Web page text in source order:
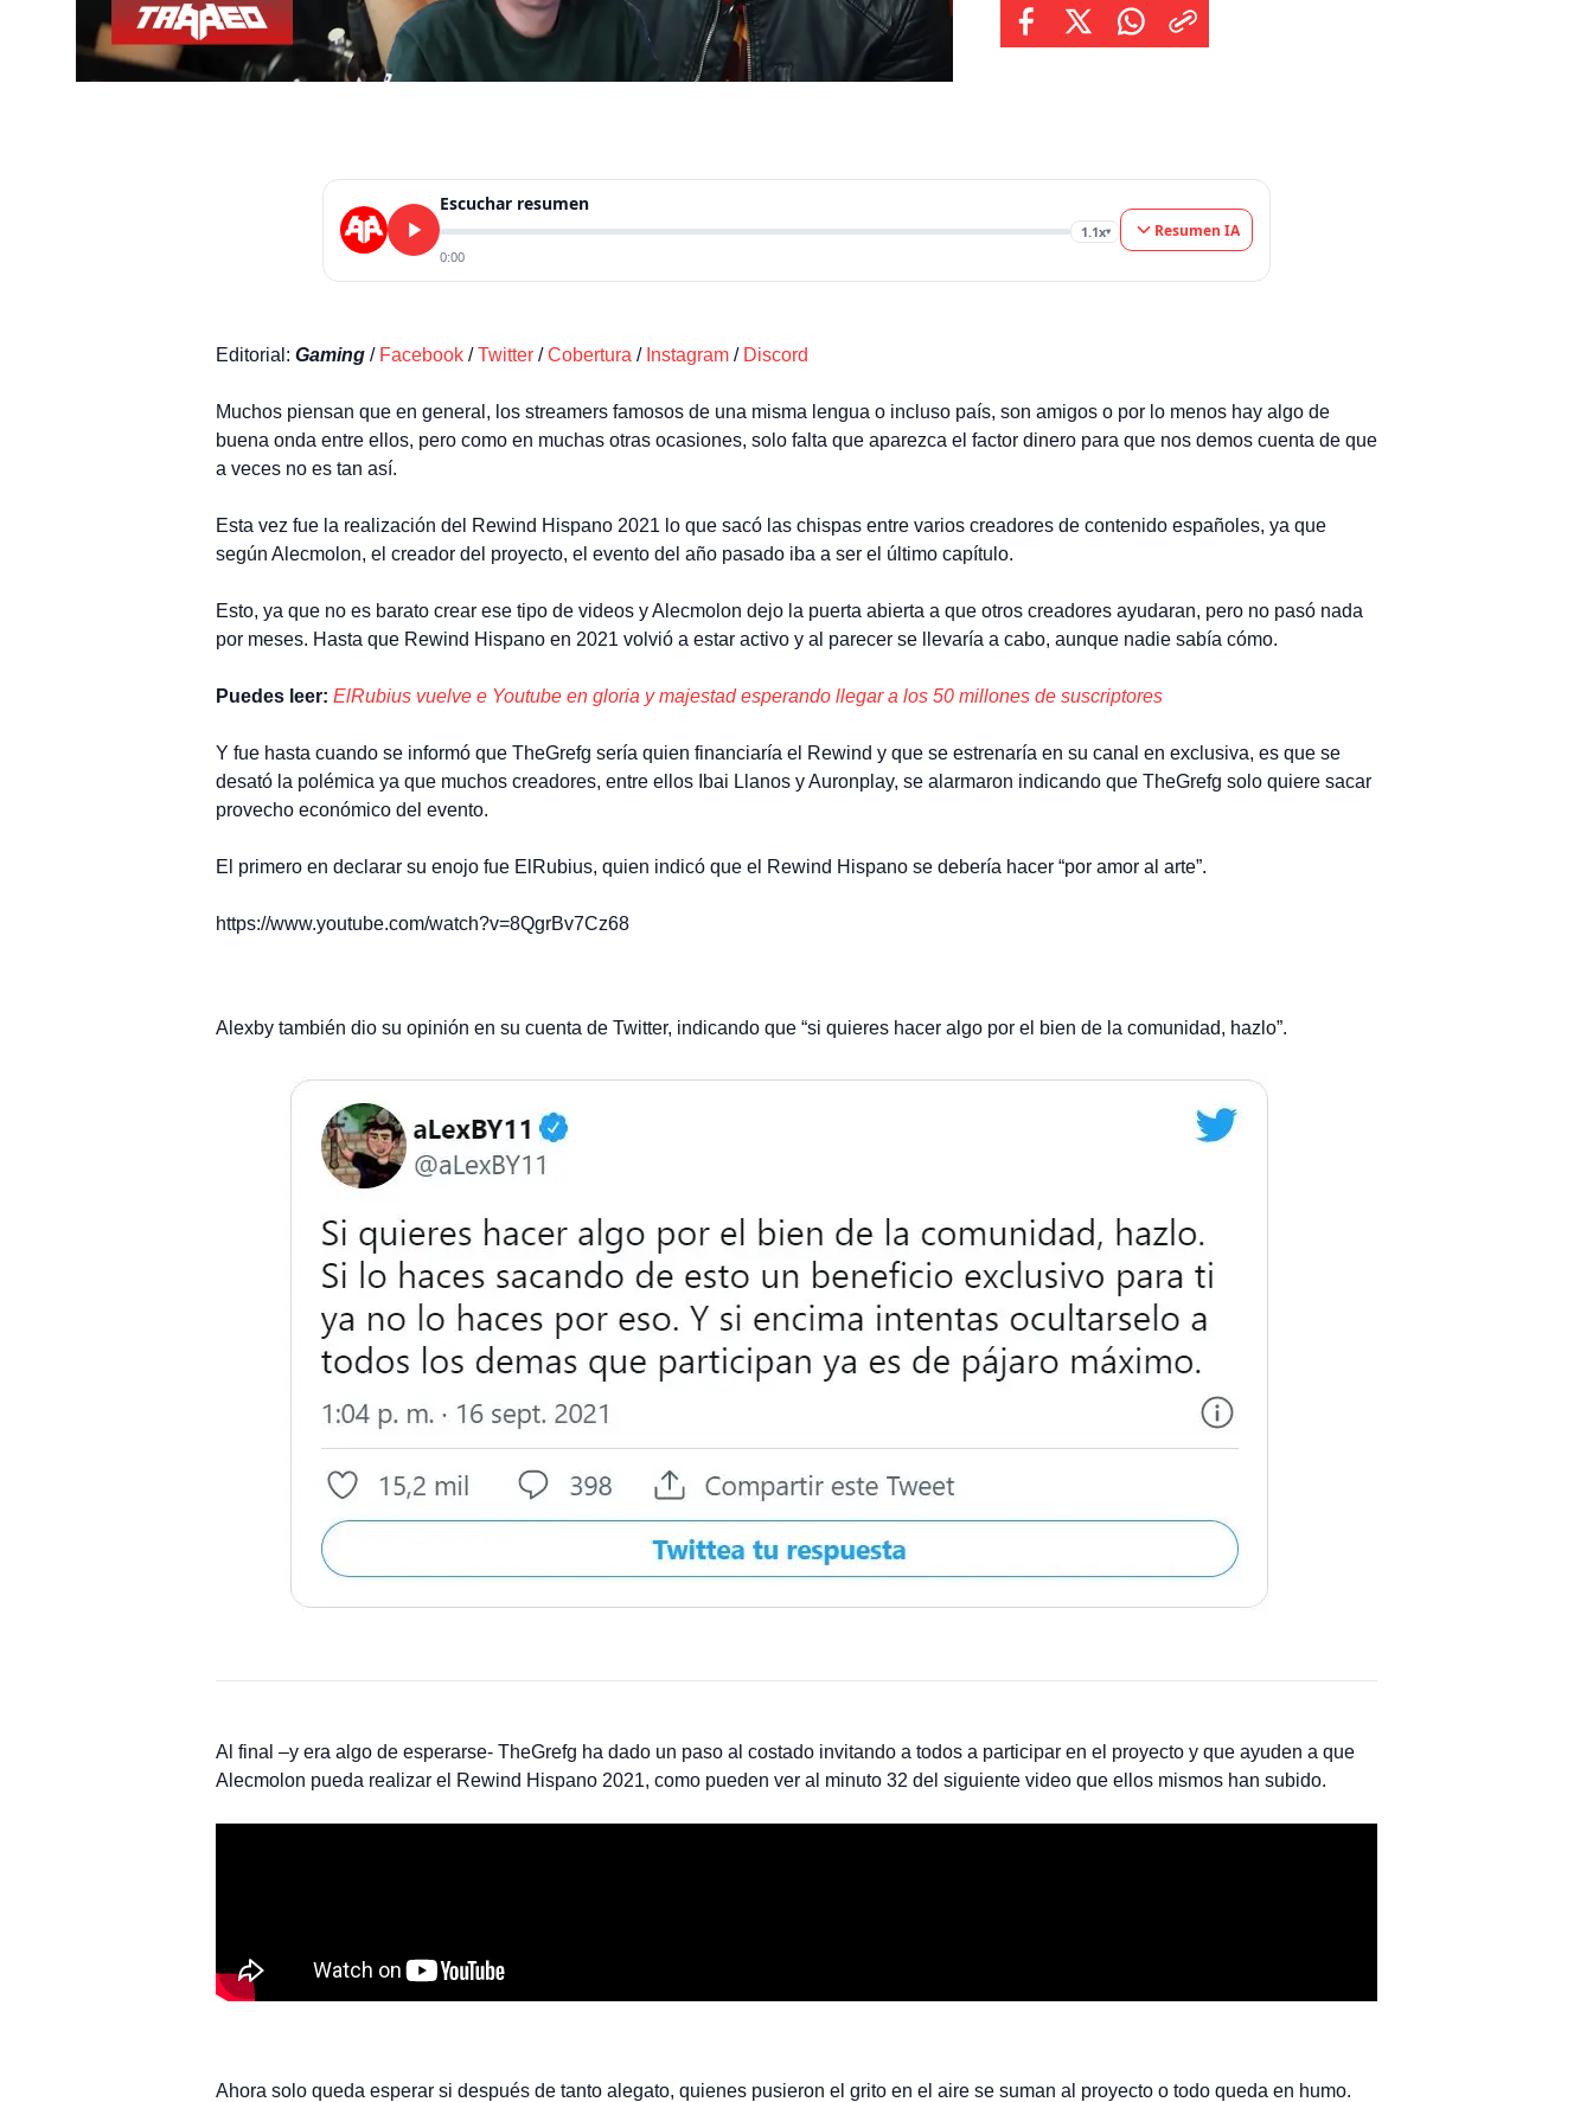
para que […]
Escuchar resumen
1.1x▾
0:00
Resumen IA
Editorial: Gaming / Facebook /Twitter /Cobertura / Instagram / Discord
Muchos piensan que en general, los streamers famosos de una misma lengua o incluso país, son amigos o por lo menos hay algo de
buena onda entre ellos, pero como en muchas otras ocasiones, solo falta que aparezca el factor dinero para que nos demos cuenta de que
a veces no es tan así.
Esta vez fue la realización del Rewind Hispano 2021 lo que sacó las chispas entre varios creadores de contenido españoles, ya que
según Alecmolon, el creador del proyecto, el evento del año pasado iba a ser el último capítulo.
Esto, ya que no es barato crear ese tipo de videos y Alecmolon dejo la puerta abierta a que otros creadores ayudaran, pero no pasó nada
por meses. Hasta que Rewind Hispano en 2021 volvió a estar activo y al parecer se llevaría a cabo, aunque nadie sabía cómo.
Puedes leer: ElRubius vuelve e Youtube en gloria y majestad esperando llegar a los 50 millones de suscriptores
Y fue hasta cuando se informó que TheGrefg sería quien financiaría el Rewind y que se estrenaría en su canal en exclusiva, es que se
desató la polémica ya que muchos creadores, entre ellos Ibai Llanos y Auronplay, se alarmaron indicando que TheGrefg solo quiere sacar
provecho económico del evento.
El primero en declarar su enojo fue ElRubius, quien indicó que el Rewind Hispano se debería hacer “por amor al arte”.
https://www.youtube.com/watch?v=8QgrBv7Cz68
Alexby también dio su opinión en su cuenta de Twitter, indicando que “si quieres hacer algo por el bien de la comunidad, hazlo”.
Al final –y era algo de esperarse- TheGrefg ha dado un paso al costado invitando a todos a participar en el proyecto y que ayuden a que
Alecmolon pueda realizar el Rewind Hispano 2021, como pueden ver al minuto 32 del siguiente video que ellos mismos han subido.
Ahora solo queda esperar si después de tanto alegato, quienes pusieron el grito en el aire se suman al proyecto o todo queda en humo.